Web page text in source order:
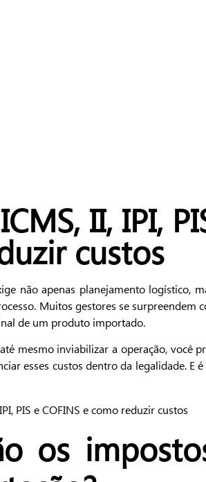
II, IPI,
custos
não apenas planejamento logístico,
Muitos gestores se surpreendem
de um produto importado.
mesmo inviabilizar a operação, você
esses custos dentro da legalidade. E
os